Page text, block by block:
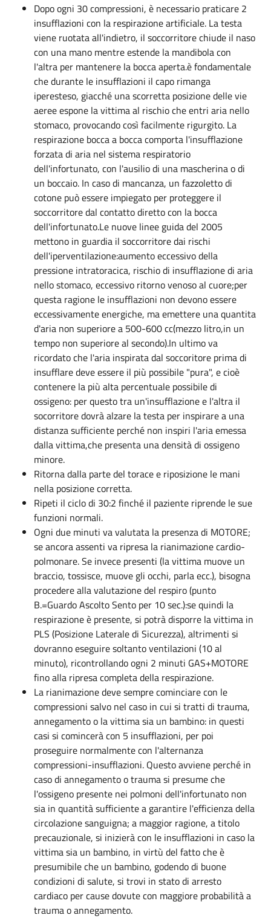
Dopo ogni 30 compressioni, è necessario praticare 2
insufflazioni con la respirazione artificiale. La testa
viene ruotata all'indietro, il soccorritore chiude il naso
con una mano mentre estende la mandibola con
l'altra per mantenere la bocca aperta.è fondamentale
che durante le insufflazioni il capo rimanga
iperesteso, giacché una scorretta posizione delle vie
aeree espone la vittima al rischio che entri aria nello
stomaco, provocando così facilmente rigurgito. La
respirazione bocca a bocca comporta l'insufflazione
forzata di aria nel sistema respiratorio
dell'infortunato, con l'ausilio di una mascherina o di
un boccaio. In caso di mancanza, un fazzoletto di
cotone può essere impiegato per proteggere il
soccorritore dal contatto diretto con la bocca
dell'infortunato.Le nuove linee guida del 2005
mettono in guardia il soccorritore dai rischi
dell'iperventilazione:aumento eccessivo della
pressione intratoracica, rischio di insufflazione di aria
nello stomaco, eccessivo ritorno venoso al cuore;per
questa ragione le insufflazioni non devono essere
eccessivamente energiche, ma emettere una quantita
d'aria non superiore a 500-600 cc(mezzo litro,in un
tempo non superiore al secondo).In ultimo va
ricordato che l'aria inspirata dal soccoritore prima di
insufflare deve essere il più possibile "pura", e cioè
contenere la più alta percentuale possibile di
ossigeno: per questo tra un'insufflazione e l'altra il
socorritore dovrà alzare la testa per inspirare a una
distanza sufficiente perché non inspiri l'aria emessa
dalla vittima,che presenta una densità di ossigeno
minore.
Ritorna dalla parte del torace e riposizione le mani
nella posizione corretta.
Ripeti il ciclo di 30:2 finché il paziente riprende le sue
funzioni normali.
Ogni due minuti va valutata la presenza di MOTORE;
se ancora assenti va ripresa la rianimazione cardio-
polmonare. Se invece presenti (la vittima muove un
braccio, tossisce, muove gli occhi, parla ecc.), bisogna
procedere alla valutazione del respiro (punto
B.=Guardo Ascolto Sento per 10 sec.):se quindi la
respirazione è presente, si potrà disporre la vittima in
PLS (Posizione Laterale di Sicurezza), altrimenti si
dovranno eseguire soltanto ventilazioni (10 al
minuto), ricontrollando ogni 2 minuti GAS+MOTORE
fino alla ripresa completa della respirazione.
La rianimazione deve sempre cominciare con le
compressioni salvo nel caso in cui si tratti di trauma,
annegamento o la vittima sia un bambino: in questi
casi si comincerà con 5 insufflazioni, per poi
proseguire normalmente con l'alternanza
compressioni-insufflazioni. Questo avviene perché in
caso di annegamento o trauma si presume che
l'ossigeno presente nei polmoni dell'infortunato non
sia in quantità sufficiente a garantire l'efficienza della
circolazione sanguigna; a maggior ragione, a titolo
precauzionale, si inizierà con le insufflazioni in caso la
vittima sia un bambino, in virtù del fatto che è
presumibile che un bambino, godendo di buone
condizioni di salute, si trovi in stato di arresto
cardiaco per cause dovute con maggiore probabilità a
trauma o annegamento.